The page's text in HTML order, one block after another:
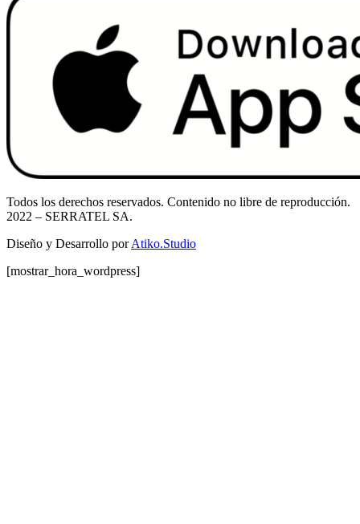
Todos los derechos reservados. Contenido no libre de reproducción.
2022 – SERRATEL SA.
Diseño y Desarrollo porAtiko.Studio
[mostrar_hora_wordpress]